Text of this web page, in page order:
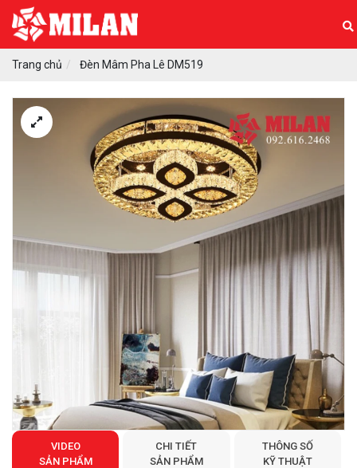
Trang chủ Đèn Mâm Pha Lê DM519
VIDEO
SẢN PHẨM
CHI TIẾT
SẢN PHẨM
THÔNG SỐ
KỸ THUẬT